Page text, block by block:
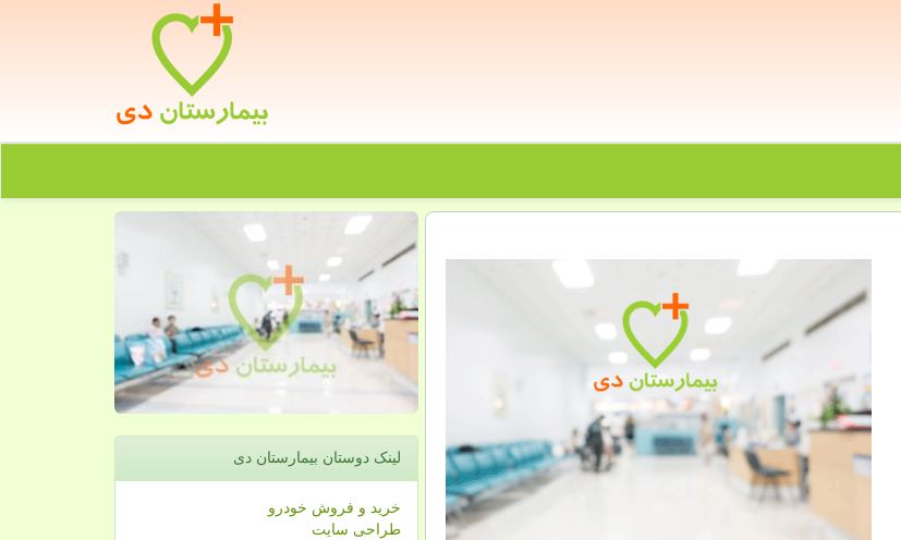
لینک دوستان بیمارستان دی
خرید و فروش خودرو
طراحی سایت